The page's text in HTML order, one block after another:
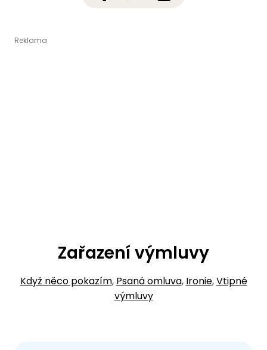
Zařazení výmluvy
Když něco pokazím, Psaná omluva, Ironie,Vtipné
výmluvy